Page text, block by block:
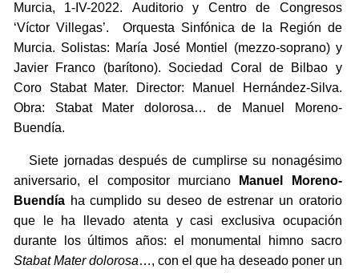
Murcia, 1-IV-2022. Auditorio y Centro de Congresos
‘Víctor Villegas’. Orquesta Sinfónica de la Región de
Murcia. Solistas: María José Montiel (mezzo-soprano) y
Javier Franco (barítono). Sociedad Coral de Bilbao y
Coro Stabat Mater. Director: Manuel Hernández-Silva.
Obra: Stabat Mater dolorosa… de Manuel Moreno-
Buendía.
Siete jornadas después de cumplirse su nonagésimo
aniversario, el compositor murciano Manuel Moreno-
Buendíaha cumplido su deseo de estrenar un oratorio
que le ha llevado atenta y casi exclusiva ocupación
durante los últimos años: el monumental himno sacro
Stabat Mater dolorosa…, con el que ha deseado poner un